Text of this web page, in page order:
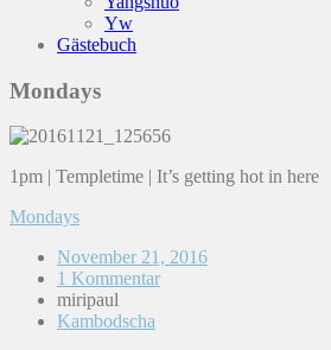
Yw
Gästebuch
Mondays
1pm | Templetime | It’s getting hot in here
Mondays
November 21, 2016
1 Kommentar
miripaul
Kambodscha